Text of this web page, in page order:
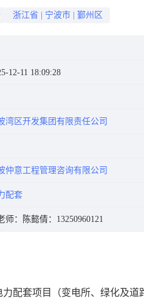
浙江省 宁波市 鄞州区
12-11 18:09:28
湾区开发集团有限责任公司
仲意工程管理咨询有限公司
配套
师： 陈懿倩：13250960121
配套项目（变电所、绿化及道